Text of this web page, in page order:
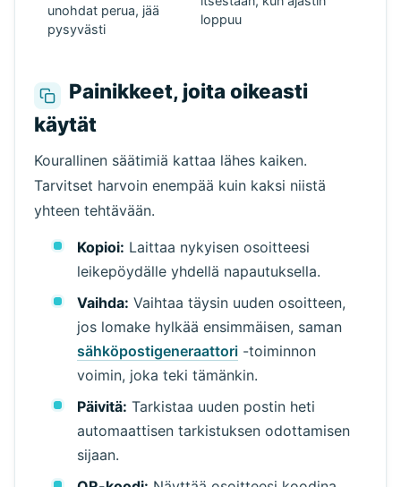
unohdat perua, jää
pysyvästi
loppuu
Painikkeet, joita oikeasti
käytät
Kourallinen säätimiä kattaa lähes kaiken.
Tarvitset harvoin enempää kuin kaksi niistä
yhteen tehtävään.
Kopioi: Laittaa nykyisen osoitteesi
leikepöydälle yhdellä napautuksella.
Vaihda: Vaihtaa täysin uuden osoitteen,
jos lomake hylkää ensimmäisen, saman
sähköpostigeneraattori-toiminnon
voimin, joka teki tämänkin.
Päivitä: Tarkistaa uuden postin heti
automaattisen tarkistuksen odottamisen
sijaan.